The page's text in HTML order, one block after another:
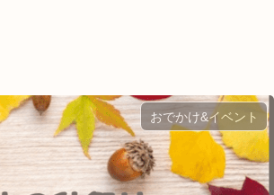
おでかけ&イベント